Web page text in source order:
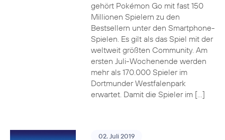
gehört Pokémon Go mit fast 150
Millionen Spielern zu den
Bestsellern unter den Smartphone-
Spielen. Es gilt als das Spiel mit der
weltweit größten Community. Am
ersten Juli-Wochenende werden
mehr als 170.000 Spieler im
Dortmunder Westfalenpark
erwartet. Damit die Spieler im […]
02. Juli 2019